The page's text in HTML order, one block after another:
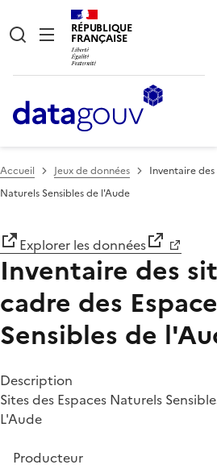
RÉPUBLIQUE
FRANÇAISE
Accueil Jeux de données
Inventaire des
Naturels Sensibles de l'Aude
Explorer les données
Inventaire des
cadre des
Sensibles de
Description
Sites des Espaces Naturels
L'Aude
Producteur